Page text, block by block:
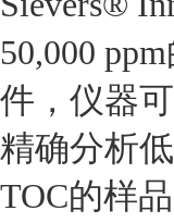
50,000
件，仪器
精确分析
TOC的样